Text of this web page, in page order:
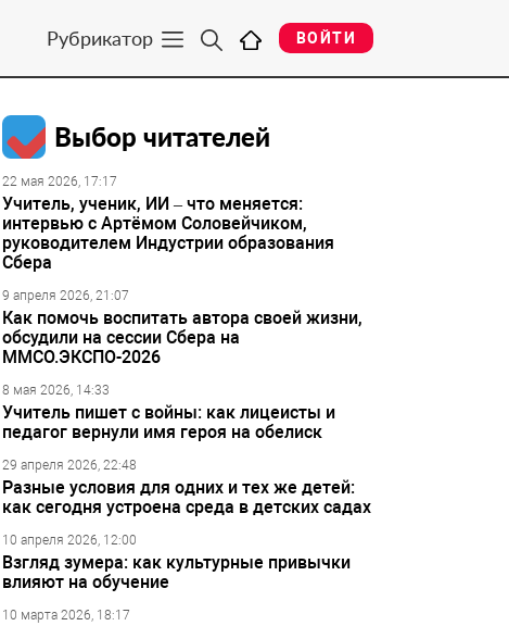
Рубрикатор ВОЙТИ
Выбор читателей
22 мая 2026, 17:17
Учитель, ученик, ИИ – что меняется:
интервью с Артёмом Соловейчиком,
руководителем Индустрии образования
Сбера
9 апреля 2026, 21:07
Как помочь воспитать автора своей жизни,
обсудили на сессии Сбера на
ММСО.ЭКСПО-2026
8 мая 2026, 14:33
Учитель пишет с войны: как лицеисты и
педагог вернули имя героя на обелиск
29 апреля 2026, 22:48
Разные условия для одних и тех же детей:
как сегодня устроена среда в детских садах
10 апреля 2026, 12:00
Взгляд зумера: как культурные привычки
влияют на обучение
10 марта 2026, 18:17